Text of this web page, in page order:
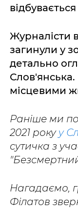
Журналісти
загинули у
детально
Слов'янська.
місцевими
Раніше ми
2021 року у
сутичка з
Нагадаємо,
Філатов